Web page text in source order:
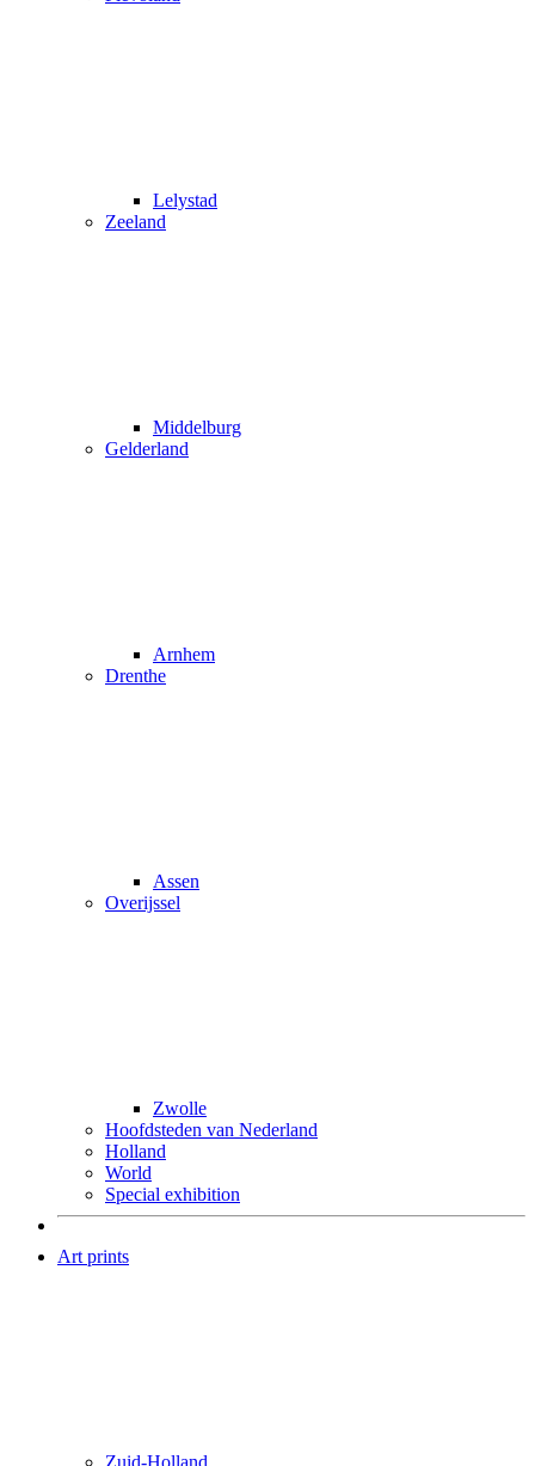
Lelystad
Zeeland
Middelburg
Gelderland
Arnhem
Drenthe
Assen
Overijssel
Zwolle
Hoofdsteden van Nederland
Holland
World
Special exhibition
Art prints
Zuid-Holland